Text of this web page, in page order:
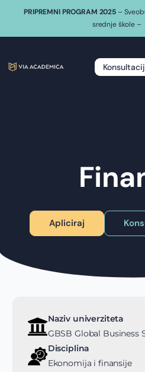
PRIPREMNI PROGRAM 2025 –
srednje škole –
Apliciraj
Naziv univerziteta
GBSB Global Business
Disciplina
Ekonomija i finansije